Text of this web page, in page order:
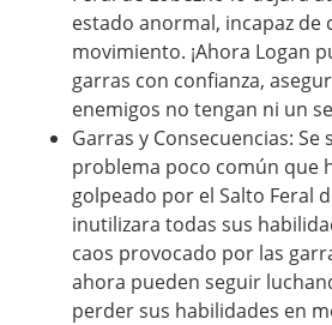
estado anormal, incapaz de
movimiento. ¡Ahora Logan
garras con confianza,
enemigos no tengan ni un
Garras y Consecuencias: Se
problema poco común que
golpeado por el Salto Feral
inutilizara todas sus
caos provocado por las
ahora pueden seguir
perder sus habilidades en